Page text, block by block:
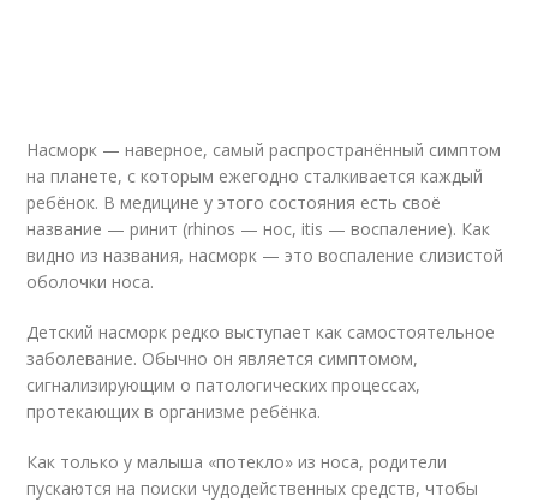
Насморк — наверное, самый распространённый симптом
на планете, с которым ежегодно сталкивается каждый
ребёнок. В медицине у этого состояния есть своё
название — ринит (rhinos — нос, itis — воспаление). Как
видно из названия, насморк — это воспаление слизистой
оболочки носа.
Детский насморк редко выступает как самостоятельное
заболевание. Обычно он является симптомом,
сигнализирующим о патологических процессах,
протекающих в организме ребёнка.
Как только у малыша «потекло» из носа, родители
пускаются на поиски чудодейственных средств, чтобы